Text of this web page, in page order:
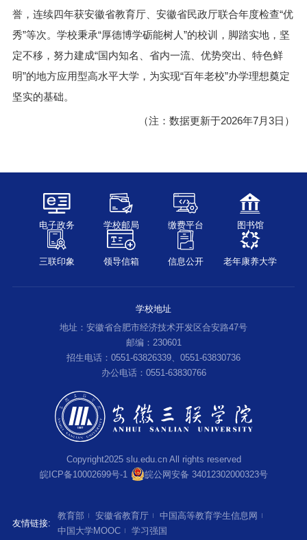
誉，连续四年获安徽省教育厅、安徽省民政厅联合年度检查“优
秀”等次。学校秉承“厚德博学砺能树人”的校训，脚踏实地，坚
定不移，努力建成“国内知名、省内一流、优势突出、特色鲜
明”的地方应用型高水平大学，为实现“百年老校”办学理想奠定
坚实的基础。
（注：数据更新于2026年7月3日）
电子政务 学校邮局 缴费平台 图书馆
三联印象 领导信箱 信息公开 老年康养大学
学校地址
地址：安徽省合肥市经济技术开发区合安路47号
邮编：230601
招生电话：0551-63826339、0551-63830736
办公电话：0551-63830766
Copyright2025 slu.edu.cn All rights reserved
皖ICP备10002699号-1
皖公网安备 34012302000323号
友情链接:
教育部 安徽省教育厅
中国高等教育学生信息网
中国大学MOOC
学习强国